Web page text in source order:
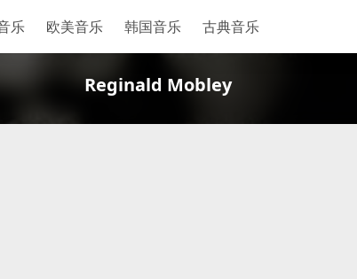
乐 欧美音乐 韩国音乐 古典音乐
Reginald Mobley